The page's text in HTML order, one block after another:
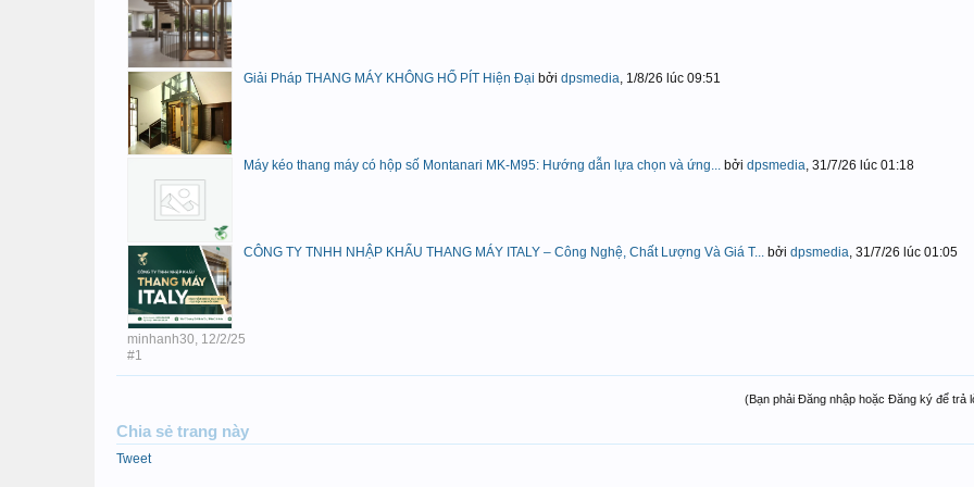
Giải Pháp THANG MÁY KHÔNG HỐ PÍT Hiện Đại bởi dpsmedia, 1/8/26 lúc 09:51
Máy kéo thang máy có hộp số Montanari MK-M95: Hướng dẫn lựa chọn và ứng... bởi dpsmedia, 31/7/26 lúc 01:18
CÔNG TY TNHH NHẬP KHẨU THANG MÁY ITALY – Công Nghệ, Chất Lượng Và Giá T... bởi dpsmedia, 31/7/26 lúc 01:05
minhanh30, 12/2/25
#1
(Bạn phải Đăng nhập hoặc Đăng ký để trả
Chia sẻ trang này
Tweet